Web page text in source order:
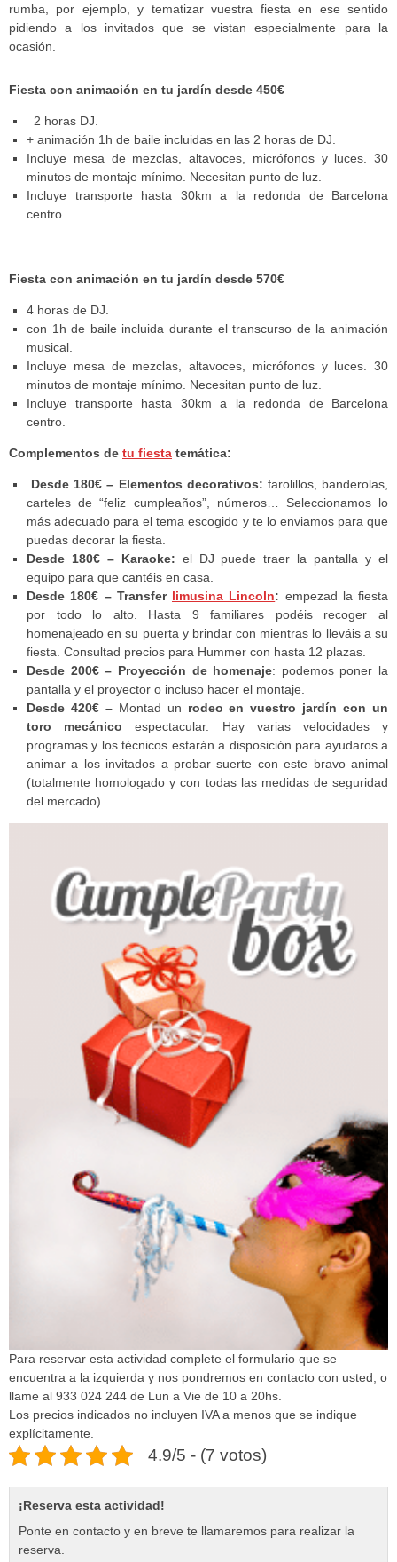
¡Reserva esta actividad!
Ponte en contacto y en breve te llamaremos para realizar la
reserva.
rumba, por ejemplo, y tematizar vuestra fiesta en ese sentido
pidiendo a los invitados que se vistan especialmente para la
ocasión.
Fiesta con animación en tu jardín desde 450€
2 horas DJ.
+ animación 1h de baile incluidas en las 2 horas de DJ.
Incluye mesa de mezclas, altavoces, micrófonos y luces. 30
minutos de montaje mínimo. Necesitan punto de luz.
Incluye transporte hasta 30km a la redonda de Barcelona
centro.
Fiesta con animación en tu jardín desde 570€
4 horas de DJ.
con 1h de baile incluida durante el transcurso de la animación
musical.
Incluye mesa de mezclas, altavoces, micrófonos y luces. 30
minutos de montaje mínimo. Necesitan punto de luz.
Incluye transporte hasta 30km a la redonda de Barcelona
centro.
Complementos de tu fiesta temática:
Desde 180€ – Elementos decorativos: farolillos, banderolas,
carteles de “feliz cumpleaños”, números… Seleccionamos lo
más adecuado para el tema escogido y te lo enviamos para que
puedas decorar la fiesta.
Desde 180€ – Karaoke: el DJ puede traer la pantalla y el
equipo para que cantéis en casa.
Desde 180€ – Transfer limusina Lincoln: empezad la fiesta
por todo lo alto. Hasta 9 familiares podéis recoger al
homenajeado en su puerta y brindar con mientras lo lleváis a su
fiesta. Consultad precios para Hummer con hasta 12 plazas.
Desde 200€ – Proyección de homenaje: podemos poner la
pantalla y el proyector o incluso hacer el montaje.
Desde 420€ –Montad un rodeo en vuestro jardín con un
toro mecánico espectacular. Hay varias velocidades y
programas y los técnicos estarán a disposición para ayudaros a
animar a los invitados a probar suerte con este bravo animal
(totalmente homologado y con todas las medidas de seguridad
del mercado).
Para reservar esta actividad complete el formulario que se
encuentra a la izquierda y nos pondremos en contacto con usted, o
llame al 933 024 244 de Lun a Vie de 10 a 20hs.
Los precios indicados no incluyen IVA a menos que se indique
explícitamente.
4.9/5 - (7 votos)